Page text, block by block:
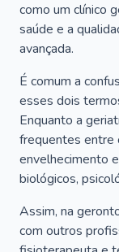
como um clínico
saúde e a
avançada.
É comum a
esses dois
Enquanto a
frequentes entre
envelhecimento
biológicos,
Assim, na
com outros